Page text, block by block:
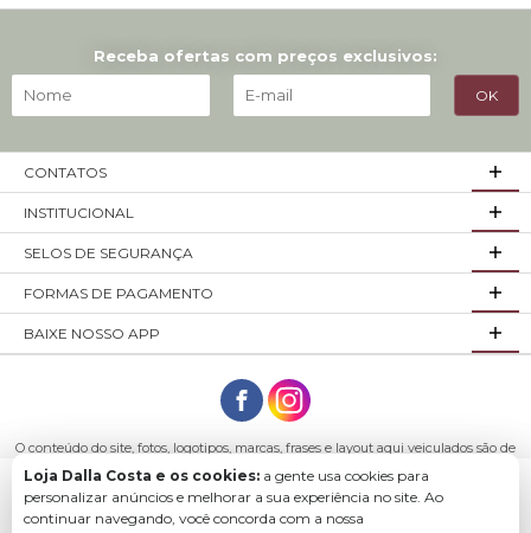
Receba ofertas com preços exclusivos:
CONTATOS
INSTITUCIONAL
SELOS DE SEGURANÇA
FORMAS DE PAGAMENTO
BAIXE NOSSO APP
O conteúdo do site, fotos, logotipos, marcas, frases e layout aqui veiculados são de
propriedade exclusiva da empresa Loja Dalla Costa ou de seus parceiros.
Todos os direitos reservados. Móveis Dalla Costa LTDA - CNPJ: 03.029.980/0001-43
Endereço: R. Arlindo Franklin Barbosa, 3250 - São Roque Bento Gonçalves - RS,
95708-200
Loja Dalla Costa e os cookies: a gente usa cookies para
personalizar anúncios e melhorar a sua experiência no site. Ao
continuar navegando, você concorda com a nossa
Baixe o app para comprar com mais facilidade e
rapidez.